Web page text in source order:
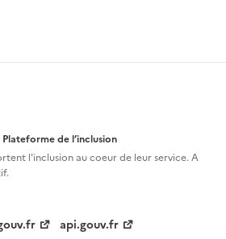
de l’inclusion
l'inclusion aucoeur de leur service. A
api.gouv.fr